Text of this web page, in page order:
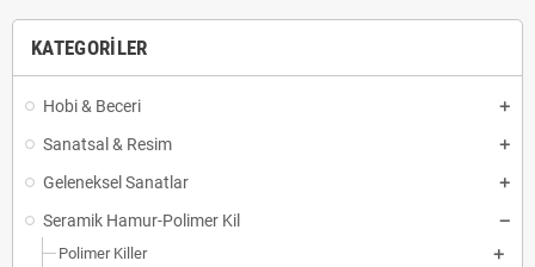
KATEGORILER
Hobi & Beceri
Sanatsal & Resim
Geleneksel Sanatlar
Seramik Hamur-Polimer Kil
Polimer Killer